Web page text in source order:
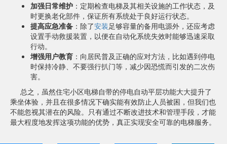
加强日常维护 ：定期检查电梯及其相关设施的工作状态，及
时更换老化部件，保证所有系统处于良好运行状态。
提高应急准备 ：除了安装足够容量的备用电源外，还应考虑
设置手动救援装置，以便在自动化系统失效时能够迅速采取
行动。
增强用户教育 ：向居民普及正确的应对方法，比如遇到停电
时保持冷静、不要强行扒门等，减少因恐慌而引发的二次伤
害。
总之，虽然住宅小区电梯自带的停电自动平层功能大大提升了
乘坐体验，并且在很多情况下确实能有效防止人员被困，但我们也
不能忽视其潜在的风险。只有通过不断改进技术和管理手段，才能
最大程度地发挥这项功能的优势，真正实现安全可靠的电梯服务。